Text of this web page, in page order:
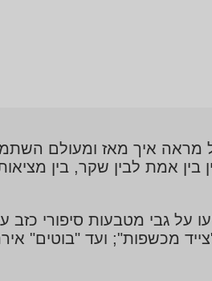
מראה איך מאז ומעולם
אמת לבין שקר, בין
על גבי מטבעות סיפורי כזב
מכשפות"; ועד "בוטים"